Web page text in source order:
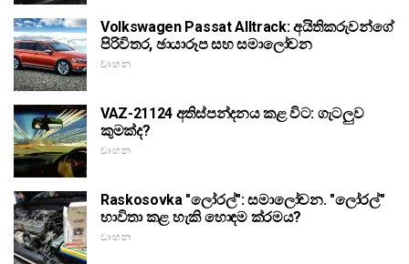
Volkswagen Passat Alltrack: අයිතිකරුවන්ගේ
පිරිවිතර, ඡායාරූප සහ සමාලෝචන
වාහන
VAZ-21124 අතිස්පන්දනය කළ විට: ගැටලුව
කුමක්ද?
වාහන
Raskosovka "ලෝරල්": සමාලෝචන. "ලෝරල්"
භාවිතා කළ හැකි හොඳම ක්රමය?
වාහන